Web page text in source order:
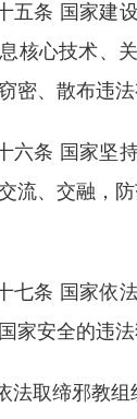
五条 国家建
核心技术、
密、散布违
六条 国家坚
流、交融，
七条 国家依
家安全的违
法取缔邪教